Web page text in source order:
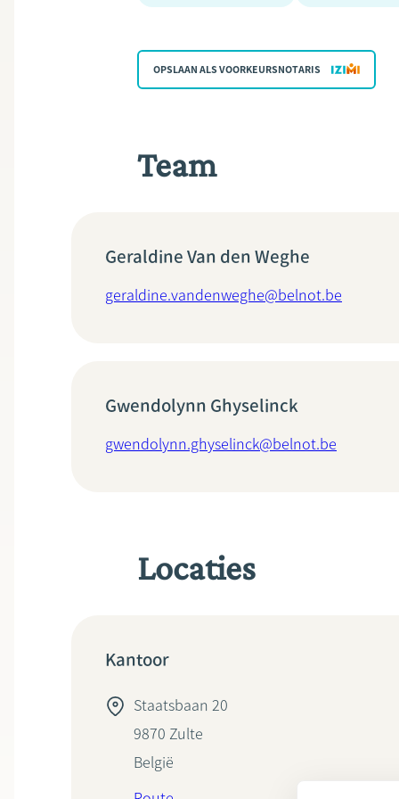
OPSLAAN ALS VOORKEURSNOTARIS
Team
Geraldine Van den Weghe
geraldine.vandenweghe@belnot.be
Gwendolynn Ghyselinck
gwendolynn.ghyselinck@belnot.be
Locaties
Kantoor
Staatsbaan 20
9870 Zulte
België